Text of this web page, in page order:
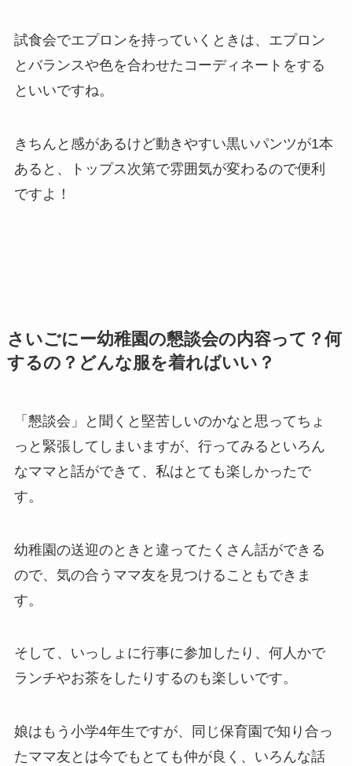
試食会でエプロンを持っていくときは、エプロン
とバランスや色を合わせたコーディネートをする
といいですね。
きちんと感があるけど動きやすい黒いパンツが1本
あると、トップス次第で雰囲気が変わるので便利
ですよ！
さいごにー幼稚園の懇談会の内容って？何
するの？どんな服を着ればいい？
「懇談会」と聞くと堅苦しいのかなと思ってちょ
っと緊張してしまいますが、行ってみるといろん
なママと話ができて、私はとても楽しかったで
す。
幼稚園の送迎のときと違ってたくさん話ができる
ので、気の合うママ友を見つけることもできま
す。
そして、いっしょに行事に参加したり、何人かで
ランチやお茶をしたりするのも楽しいです。
娘はもう小学4年生ですが、同じ保育園で知り合っ
たママ友とは今でもとても仲が良く、いろんな話